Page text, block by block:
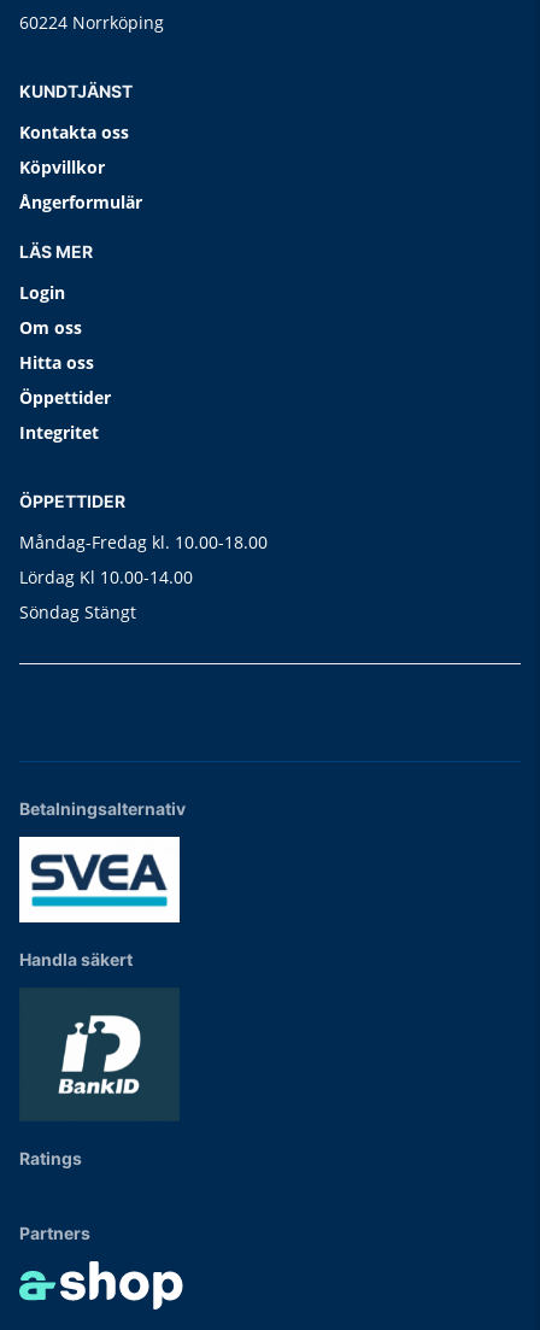
60224 Norrköping
KUNDTJÄNST
Kontakta oss
Köpvillkor
Ångerformulär
LÄS MER
Login
Om oss
Hitta oss
Öppettider
Integritet
ÖPPETTIDER
Måndag-Fredag kl. 10.00-18.00
Lördag Kl 10.00-14.00
Söndag Stängt
Betalningsalternativ
Handla säkert
Ratings
Partners